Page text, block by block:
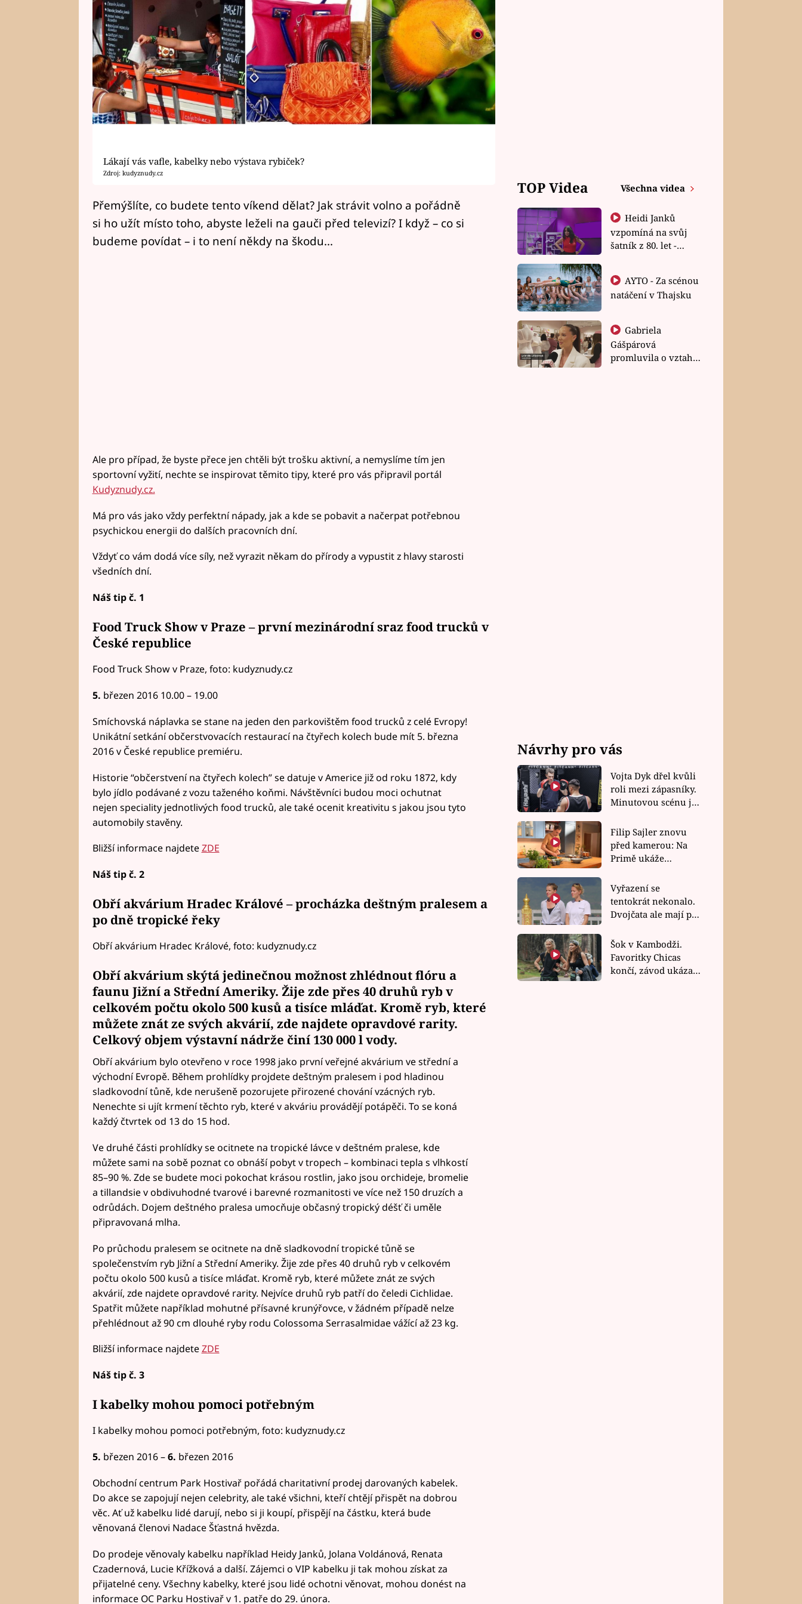
Lákají vás vafle, kabelky nebo výstava rybiček?
Zdroj: kudyznudy.cz
Přemýšlíte, co budete tento víkend dělat? Jak strávit volno a pořádně
si ho užít místo toho, abyste leželi na gauči před televizí? I když – co si
budeme povídat – i to není někdy na škodu...
Ale pro případ, že byste přece jen chtěli být trošku aktivní, a nemyslíme tím jen
sportovní vyžití, nechte se inspirovat těmito tipy, které pro vás připravil portál
Kudyznudy.cz.
Má pro vás jako vždy perfektní nápady, jak a kde se pobavit a načerpat potřebnou
psychickou energii do dalších pracovních dní.
Vždyť co vám dodá více síly, než vyrazit někam do přírody a vypustit z hlavy starosti
všedních dní.
Náš tip č. 1
Food Truck Show v Praze – první mezinárodní sraz food trucků v
České republice
Food Truck Show v Praze, foto: kudyznudy.cz
5. březen 2016 10.00 – 19.00
Smíchovská náplavka se stane na jeden den parkovištěm food trucků z celé Evropy!
Unikátní setkání občerstvovacích restaurací na čtyřech kolech bude mít 5. března
2016 v České republice premiéru.
Historie “občerstvení na čtyřech kolech” se datuje v Americe již od roku 1872, kdy
bylo jídlo podávané z vozu taženého koňmi. Návštěvníci budou moci ochutnat
nejen speciality jednotlivých food trucků, ale také ocenit kreativitu s jakou jsou tyto
automobily stavěny.
Bližší informace najdeteZDE
Náš tip č. 2
Obří akvárium Hradec Králové – procházka deštným pralesem a
po dně tropické řeky
Obří akvárium Hradec Králové, foto: kudyznudy.cz
Obří akvárium skýtá jedinečnou možnost zhlédnout flóru a
faunu Jižní a Střední Ameriky. Žije zde přes 40 druhů ryb v
celkovém počtu okolo 500 kusů a tisíce mláďat. Kromě ryb, které
můžete znát ze svých akvárií, zde najdete opravdové rarity.
Celkový objem výstavní nádrže činí 130 000 l vody.
Obří akvárium bylo otevřeno v roce 1998 jako první veřejné akvárium ve střední a
východní Evropě. Během prohlídky projdete deštným pralesem i pod hladinou
sladkovodní tůně, kde nerušeně pozorujete přirozené chování vzácných ryb.
Nenechte si ujít krmení těchto ryb, které v akváriu provádějí potápěči. To se koná
každý čtvrtek od 13 do 15 hod.
Ve druhé části prohlídky se ocitnete na tropické lávce v deštném pralese, kde
můžete sami na sobě poznat co obnáší pobyt v tropech – kombinaci tepla s vlhkostí
85–90 %. Zde se budete moci pokochat krásou rostlin, jako jsou orchideje, bromelie
a tillandsie v obdivuhodné tvarové i barevné rozmanitosti ve více než 150 druzích a
odrůdách. Dojem deštného pralesa umocňuje občasný tropický déšť či uměle
připravovaná mlha.
Po průchodu pralesem se ocitnete na dně sladkovodní tropické tůně se
společenstvím ryb Jižní a Střední Ameriky. Žije zde přes 40 druhů ryb v celkovém
počtu okolo 500 kusů a tisíce mláďat. Kromě ryb, které můžete znát ze svých
akvárií, zde najdete opravdové rarity. Nejvíce druhů ryb patří do čeledi Cichlidae.
Spatřit můžete například mohutné přísavné krunýřovce, v žádném případě nelze
přehlédnout až 90 cm dlouhé ryby rodu Colossoma Serrasalmidae vážící až 23 kg.
Bližší informace najdeteZDE
Náš tip č. 3
I kabelky mohou pomoci potřebným
I kabelky mohou pomoci potřebným, foto: kudyznudy.cz
5. březen 2016 –6. březen 2016
Obchodní centrum Park Hostivař pořádá charitativní prodej darovaných kabelek.
Do akce se zapojují nejen celebrity, ale také všichni, kteří chtějí přispět na dobrou
věc. Ať už kabelku lidé darují, nebo si ji koupí, přispějí na částku, která bude
věnovaná členovi Nadace Šťastná hvězda.
Do prodeje věnovaly kabelku například Heidy Janků, Jolana Voldánová, Renata
Czadernová, Lucie Křížková a další. Zájemci o VIP kabelku ji tak mohou získat za
přijatelné ceny. Všechny kabelky, které jsou lidé ochotni věnovat, mohou donést na
informace OC Parku Hostivař v 1. patře do 29. února.
TOP Videa Všechna videa
Heidi Janků
vzpomíná na svůj
šatník z 80. let -
natáčení v Thajsku
Gabriela
Gášpárová
promluvila o vztahu
Návrhy pro vás
Vojta Dyk dřel kvůli
roli mezi zápasníky.
Minutovou scénu jel
Filip Sajler znovu
před kamerou: Na
Primě ukáže
rychlé recepty
Vyřazení se
tentokrát nekonalo.
Dvojčata ale mají po
závodu nůž na krku
Šok v Kambodži.
Favoritky Chicas
končí, závod ukázal